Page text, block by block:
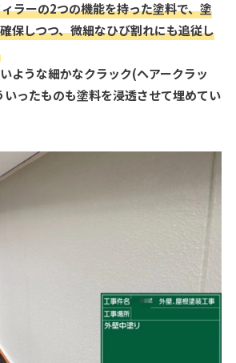
ラーの2つの機能を持った塗料で、塗
保しつつ、微細なひび割れにも追従し
ような細かなクラック(ヘアークラッ
ったものも塗料を浸透させて埋めてい